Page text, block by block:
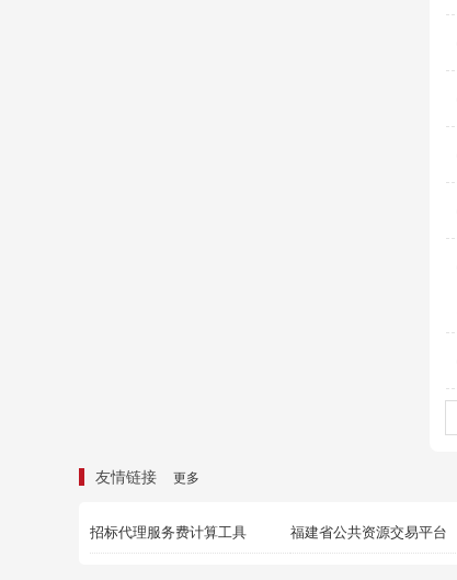
友情链接 更多
招标代理服务费计算工具 福建省公共资源交易平台